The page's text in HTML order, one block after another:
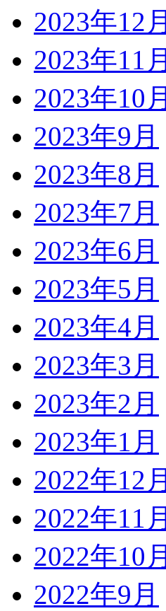
2023年12月
2023年11月
2023年10月
2023年9月
2023年8月
2023年7月
2023年6月
2023年5月
2023年4月
2023年3月
2023年2月
2023年1月
2022年12月
2022年11月
2022年10月
2022年9月